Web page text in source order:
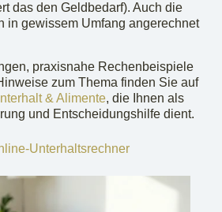
das den Geldbedarf). Auch die
in gewissem Umfang angerechnet
praxisnahe Rechenbeispiele
zum Thema finden Sie auf
& Alimente, die Ihnen als
und Entscheidungshilfe dient.
Unterhaltsrechner